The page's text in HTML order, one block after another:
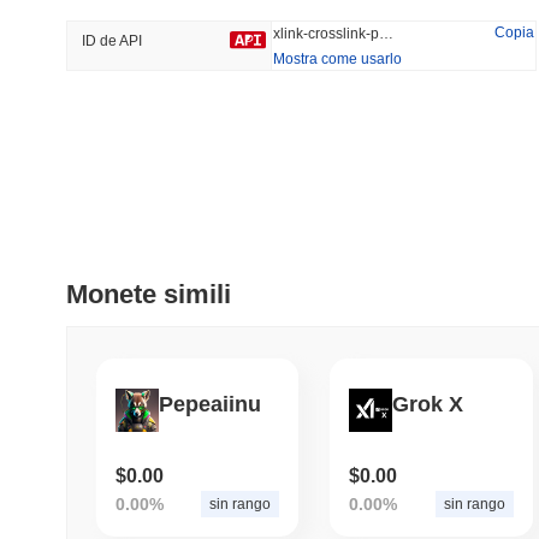
ID de API
Copia
Mostra come usarlo
Monete simili
Pepeaiinu
$0.00
0.00% sin rango
Grok X
$0.00
0.00% sin rango